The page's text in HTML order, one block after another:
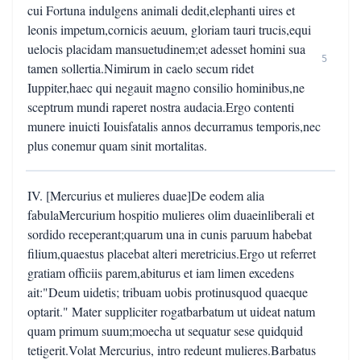
cui Fortuna indulgens animali dedit,elephanti uires et
leonis impetum,cornicis aeuum, gloriam tauri trucis,equi
uelocis placidam mansuetudinem;et adesset homini sua
tamen sollertia.Nimirum in caelo secum ridet
Iuppiter,haec qui negauit magno consilio hominibus,ne
sceptrum mundi raperet nostra audacia.Ergo contenti
munere inuicti Iouisfatalis annos decurramus temporis,nec
plus conemur quam sinit mortalitas.
5
IV. [Mercurius et mulieres duae]De eodem alia
fabulaMercurium hospitio mulieres olim duaeinliberali et
sordido receperant;quarum una in cunis paruum habebat
filium,quaestus placebat alteri meretricius.Ergo ut referret
gratiam officiis parem,abiturus et iam limen excedens
ait:"Deum uidetis; tribuam uobis protinusquod quaeque
optarit." Mater suppliciter rogatbarbatum ut uideat natum
quam primum suum;moecha ut sequatur sese quidquid
tetigerit.Volat Mercurius, intro redeunt mulieres.Barbatus